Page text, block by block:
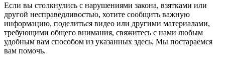
Если вы столкнулись с нарушениями закона, взятками или
другой несправедливостью, хотите сообщить важную
информацию, поделиться видео или другими материалами,
требующими общего внимания, свяжитесь с нами любым
удобным вам способом из указанных здесь. Мы постараемся
вам помочь.